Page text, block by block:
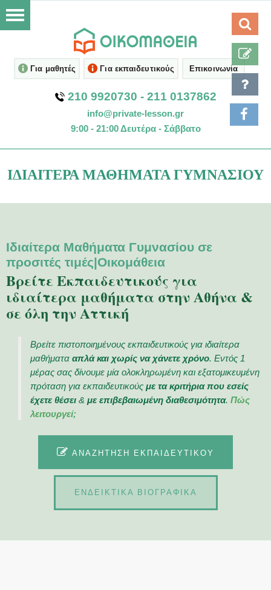
Για μαθητές Για εκπαιδευτικούς Επικοινωνία
210 9920730 - 211 0137862
info@private-lesson.gr
9:00 - 21:00 Δευτέρα - Σάββατο
ΙΔΙΑΊΤΕΡΑ ΜΑΘΉΜΑΤΑ ΓΥΜΝΑΣΊΟΥ
Ιδιαίτερα Μαθήματα Γυμνασίου σε
προσιτές τιμές|Οικομάθεια
Βρείτε Εκπαιδευτικούς για
ιδιαίτερα μαθήματα στην Αθήνα &
σε όλη την Αττική
Βρείτε πιστοποιημένους εκπαιδευτικούς για ιδιαίτερα
μαθήματα απλά και χωρίς να χάνετε χρόνο. Εντός 1
μέρας σας δίνουμε μία ολοκληρωμένη και εξατομικευμένη
πρόταση για εκπαιδευτικούς με τα κριτήρια που εσείς
έχετε θέσει & με επιβεβαιωμένη διαθεσιμότητα. Πώς
λειτουργεί;
ΑΝΑΖΉΤΗΣΗ ΕΚΠΑΙΔΕΥΤΙΚΟΎ
ΕΝΔΕΙΚΤΙΚΑ ΒΙΟΓΡΑΦΙΚΑ